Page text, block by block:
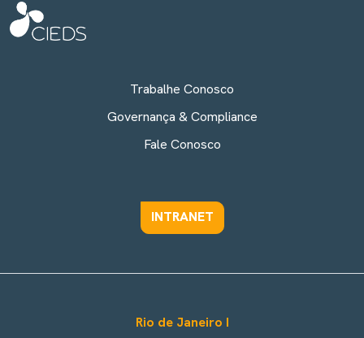
Trabalhe Conosco
Governança & Compliance
Fale Conosco
INTRANET
Rio de Janeiro I